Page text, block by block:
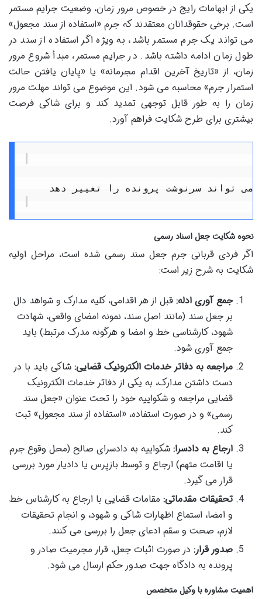
یکی از ابهامات رایج در خصوص مرور زمان، وضعیت جرایم مستمر
است. برخی حقوقدانان معتقدند که جرم «استفاده از سند مجعول»
می تواند یک جرم مستمر باشد، به ویژه اگر استفاده از سند در
طول زمان ادامه داشته باشد. در جرایم مستمر، مبدأ شروع مرور
زمان، از «تاریخ آخرین اقدام مجرمانه» یا «پایان یافتن حالت
استمرار جرم» محاسبه می شود. این موضوع می تواند مهلت مرور
زمان را به طور قابل توجهی تمدید کند و برای شاکی فرصت
بیشتری برای طرح شکایت فراهم آورد.
نحوه شکایت جعل اسناد رسمی
اگر فردی قربانی جرم جعل سند رسمی شده است، مراحل اولیه
شکایت به شرح زیر است:
جمع آوری ادله: قبل از هر اقدامی، کلیه مدارک و شواهد دال
بر جعل سند (مانند اصل سند، نمونه امضای واقعی، شهادت
شهود، کارشناسی خط و امضا و هرگونه مدرک مرتبط) باید
جمع آوری شود.
مراجعه به دفاتر خدمات الکترونیک قضایی: شاکی باید با در
دست داشتن مدارک، به یکی از دفاتر خدمات الکترونیک
قضایی مراجعه و شکواییه خود را تحت عنوان «جعل سند
رسمی» و در صورت استفاده، «استفاده از سند مجعول» ثبت
کند.
ارجاع به دادسرا: شکواییه به دادسرای صالح (محل وقوع جرم
یا اقامت متهم) ارجاع و توسط بازپرس یا دادیار مورد بررسی
قرار می گیرد.
تحقیقات مقدماتی: مقامات قضایی با ارجاع به کارشناس خط
و امضا، استماع اظهارات شاکی و شهود، و انجام تحقیقات
لازم، صحت و سقم ادعای جعل را بررسی می کنند.
صدور قرار: در صورت اثبات جعل، قرار مجرمیت صادر و
پرونده به دادگاه جهت صدور حکم ارسال می شود.
اهمیت مشاوره با وکیل متخصص